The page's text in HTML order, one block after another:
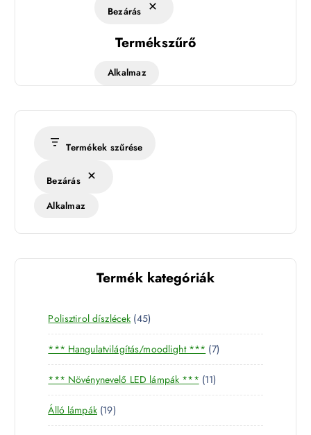
Bezárás
Termékszűrő
Alkalmaz
Termékek szűrése
Bezárás
Alkalmaz
Termék kategóriák
Polisztirol díszlécek 454
5
t
e
r
m
k
*** Hangulatvilágítás/moodlight *** 77
t
r
é
*** Növénynevelő LED lámpák *** 111
1
e
Álló lámpák 191
9